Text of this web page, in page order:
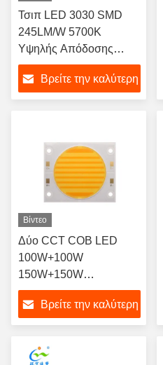
Τσιπ LED 3030 SMD
245LM/W 5700K
Υψηλής Απόδοσης
70Ra
Βρείτε την καλύτερη
Βίντεο
Δύο CCT COB LED
100W+100W
150W+150W
200W+200W
300W+300W High CRI
97Ra Bi Color LED
φωτογραφικά όργανα
Βρείτε την καλύτερη